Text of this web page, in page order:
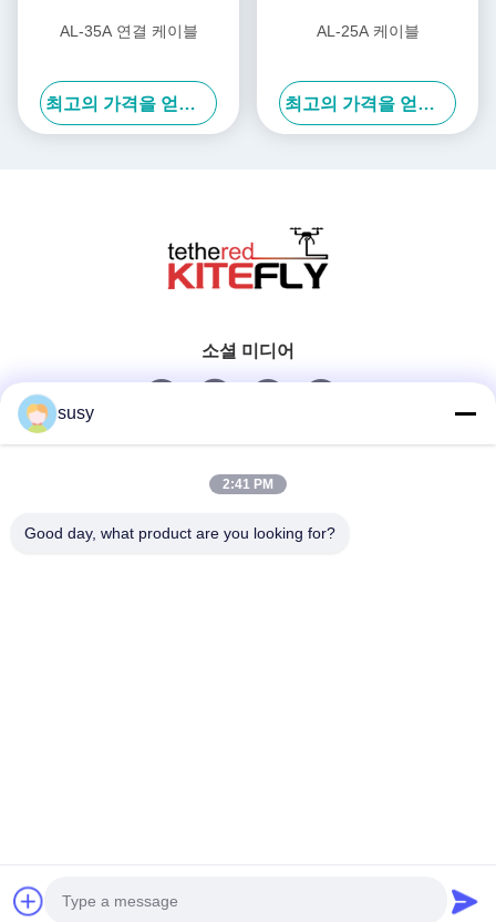
AL-35A 연결 케이블
최고의 가격을 얻으십시오
AL-25A 케이블
최고의 가격을 얻으십시오
소셜 미디어
빠른 연락
Nanjing Airfly Electronic Technology Co., Ltd. . 판권 소유.
susy
2:41 PM
Good day, what product are you looking for?